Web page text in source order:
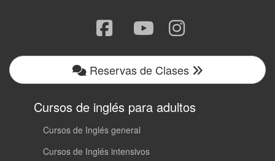
Reservas de Clases
Cursos de inglés para adultos
Cursos de Inglés general
Cursos de Inglés intensivos